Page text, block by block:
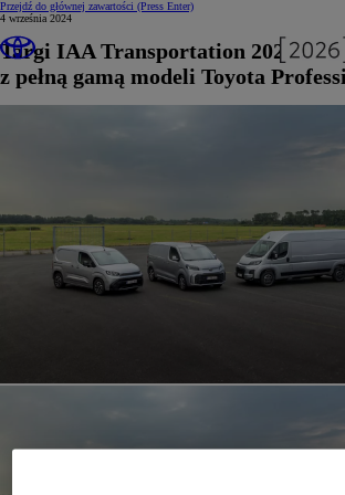
Przejdź do głównej zawartości (Press Enter)
4 września 2024
Targi IAA Transportation 2024 w
z pełną gamą modeli Toyota